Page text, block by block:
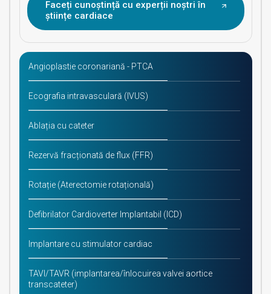
Faceți cunoștință cu experții noștri în
științe cardiace
Angioplastie coronariană - PTCA
Ecografia intravasculară (IVUS)
Ablația cu cateter
Rezervă fracționată de flux (FFR)
Rotație (Aterectomie rotațională)
Defibrilator Cardioverter Implantabil (ICD)
Implantare cu stimulator cardiac
TAVI/TAVR (implantarea/înlocuirea valvei aortice
transcateter)